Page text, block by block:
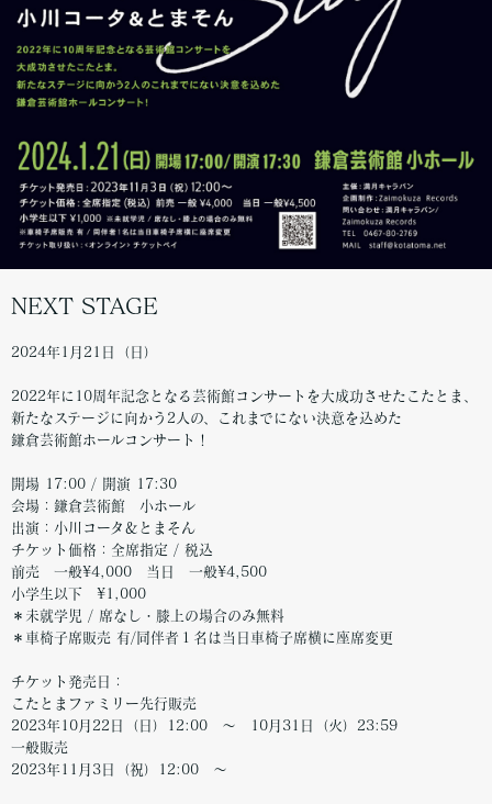
NEXT STAGE
2024年1月21日（日）
2022年に10周年記念となる芸術館コンサートを大成功させたこたとま、
新たなステージに向かう2人の、これまでにない決意を込めた
鎌倉芸術館ホールコンサート！
開場 17:00 / 開演 17:30
会場：鎌倉芸術館 小ホール
出演：小川コータ＆とまそん
チケット価格：全席指定 / 税込
前売 一般¥4,000 当日 一般¥4,500
小学生以下 ¥1,000
＊未就学児 / 席なし・膝上の場合のみ無料
＊車椅子席販売 有/同伴者１名は当日車椅子席横に座席変更
チケット発売日：
こたとまファミリー先行販売
2023年10月22日（日）12:00 〜 10月31日（火）23:59
一般販売
2023年11月3日（祝）12:00 〜